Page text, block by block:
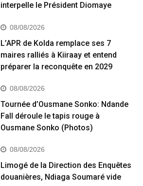
interpelle le Président Diomaye
08/08/2026
L’APR de Kolda remplace ses 7
maires ralliés à Kiiraay et entend
préparer la reconquête en 2029
08/08/2026
Tournée d’Ousmane Sonko: Ndande
Fall déroule le tapis rouge à
Ousmane Sonko (Photos)
08/08/2026
Limogé de la Direction des Enquêtes
douanières, Ndiaga Soumaré vide